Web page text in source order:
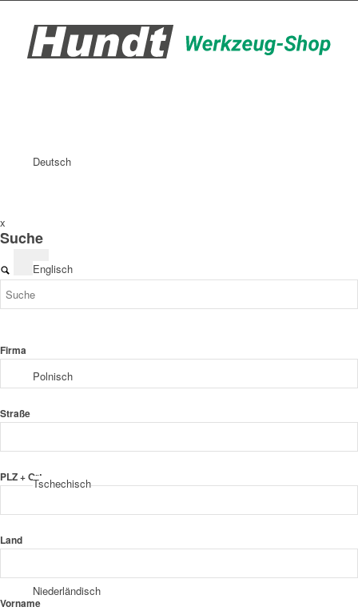
Deutsch
Englisch
Polnisch
Tschechisch
Niederländisch
x
Suche
Firma
Straße
PLZ + Ort
Land
Vorname